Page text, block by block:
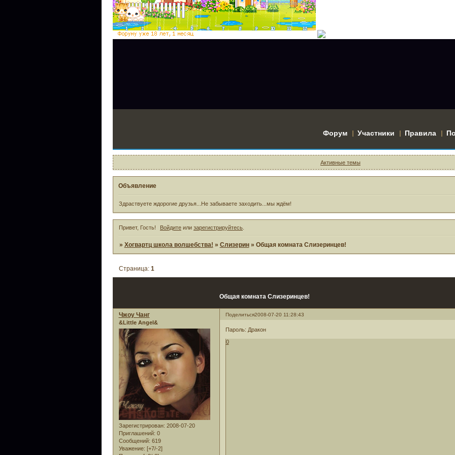
Форум Участники Правила
Активные темы
Объявление
Здраствуете ждорогие друзья...Не забываете заходить...мы ждём!
Привет, Гость! Войдите или зарегистрируйтесь
» Хогвартц школа волшебства! » Слизерин » Общая комната Слизеринцев!
Общая комната Слизеринцев!
Страница: 1
Поделиться2008-07-20 11:28:43
Чжоу Чанг
&Little Angel&
Зарегистрирован: 2008-07-20
Приглашений: 0
Сообщений: 619
Уважение: [+7/-2]
Пароль: Дракон
0